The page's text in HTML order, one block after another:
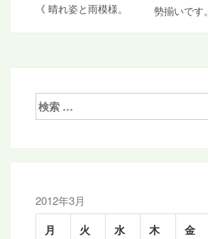
《 晴れ姿と雨模様。 勢揃いです。
検
索:
2012年3月
月 火 水 木 金